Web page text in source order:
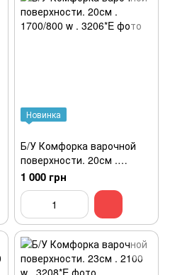
Новинка
Б/У Комфорка варочной
поверхности. 20см .
1700/800 w .
1 000 грн